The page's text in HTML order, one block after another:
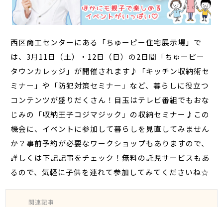
西区商工センターにある「ちゅーピー住宅展示場」で
は、3月11日（土）・12日（日）の2日間「ちゅーピー
タウンカレッジ」が開催されます♪「キッチン収納術セ
ミナー」や「防犯対策セミナー」など、暮らしに役立つ
コンテンツが盛りだくさん！目玉はテレビ番組でもおな
じみの「収納王子コジマジック」の収納セミナー♪この
機会に、イベントに参加して暮らしを見直してみません
か？事前予約が必要なワークショップもありますので、
詳しくは下記記事をチェック！無料の託児サービスもあ
るので、気軽に子供を連れて参加してみてくださいね☆
関連記事